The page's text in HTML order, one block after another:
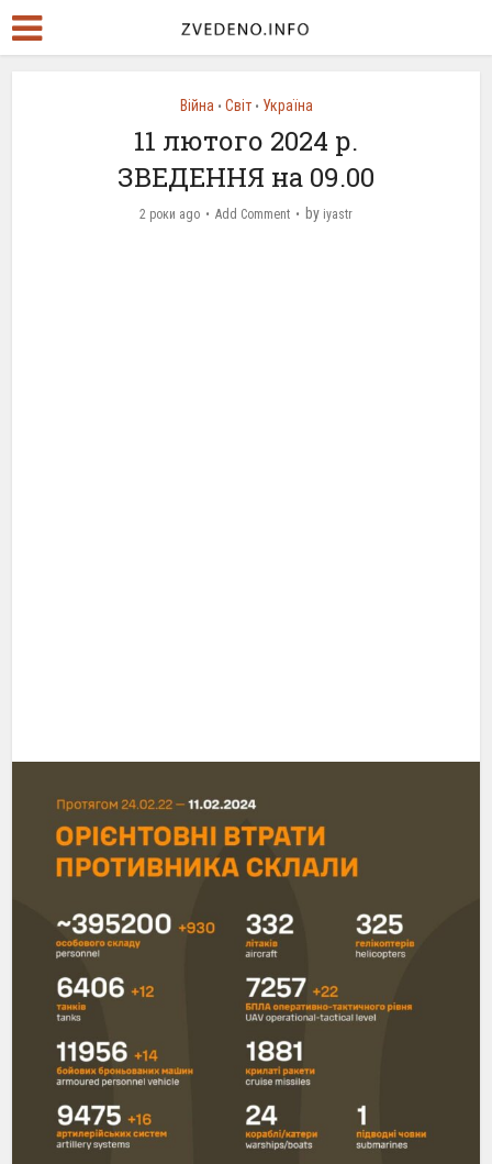
Війна • Світ • Україна
11 лютого 2024 р.
ЗВЕДЕННЯ на 09.00
2 роки ago Add Comment by iyastr